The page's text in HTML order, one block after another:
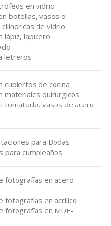
en vidrio
botellas, vasos o
de vidrio
lápiz, lapicero
letreros
cubiertos de cocina
materiales quirurgicos
tomatodo, vasos de acero
para Bodas
para cumpleaños
fotografías en acero
fotografías en acrílico
fotografías en MDF-